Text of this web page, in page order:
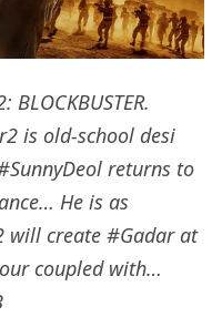
: BLOCKBUSTER.
is old-school desi
returns to
He is as
will create #Gadarat
coupled with…